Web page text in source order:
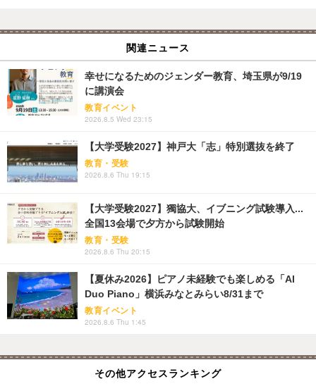
関連ニュース
幸せになるためのジェンダー教育、埼玉県が9/19
に講演会
教育イベント
2026.8.5 Wed 23:15
【大学受験2027】神戸大「志」特別選抜を終了
教育・受験
2026.8.6 Thu 19:15
【大学受験2027】獨協大、イブニング試験導入...
全国13会場で夕方から試験開始
教育・受験
2026.8.6 Thu 20:15
【夏休み2026】ピアノ未経験でも楽しめる「AI
Duo Piano」横浜みなとみらい8/31まで
教育イベント
2026.8.6 Thu 1:45
その他アクセスランキング